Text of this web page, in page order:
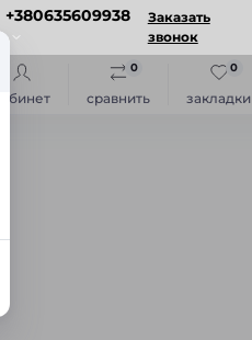
+380635609938
Заказать
звонок
кабинет сравнить
0
закладки
0